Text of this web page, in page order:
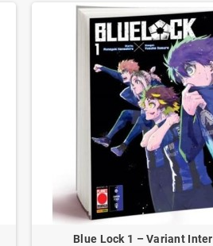
Blue Lock 1 – Variant Inter